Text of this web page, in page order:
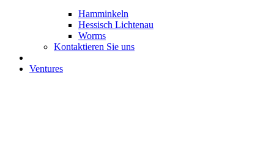
Hamminkeln
Hessisch Lichtenau
Worms
Kontaktieren Sie uns
Ventures